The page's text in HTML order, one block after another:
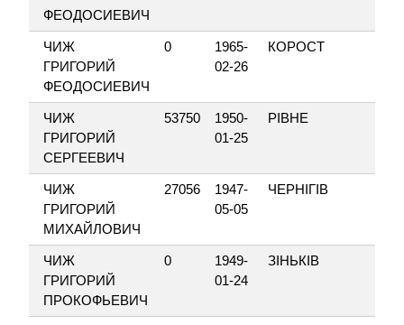
ФЕОДОСИЕВИЧ
ЧИЖ
ГРИГОРИЙ
ФЕОДОСИЕВИЧ
0
1965-
02-26
КОРОСТ
ЧИЖ
ГРИГОРИЙ
СЕРГЕЕВИЧ
53750
1950-
01-25
РІВНЕ
ЧИЖ
ГРИГОРИЙ
МИХАЙЛОВИЧ
27056
1947-
05-05
ЧЕРНІГІВ
ЧИЖ
ГРИГОРИЙ
ПРОКОФЬЕВИЧ
0
1949-
01-24
ЗІНЬКІВ